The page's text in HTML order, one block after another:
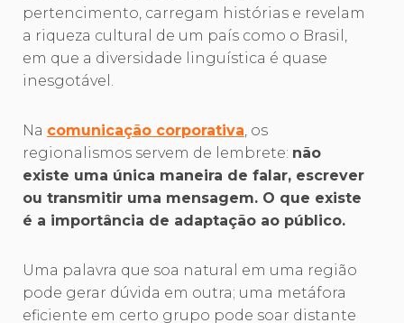
pertencimento, carregam histórias e revelam
a riqueza cultural de um país como o Brasil,
em que a diversidade linguística é quase
inesgotável.
Na comunicação corporativa, os
regionalismos servem de lembrete: não
existe uma única maneira de falar, escrever
ou transmitir uma mensagem. O que existe
é a importância de adaptação ao público.
Uma palavra que soa natural em uma região
pode gerar dúvida em outra; uma metáfora
eficiente em certo grupo pode soar distante